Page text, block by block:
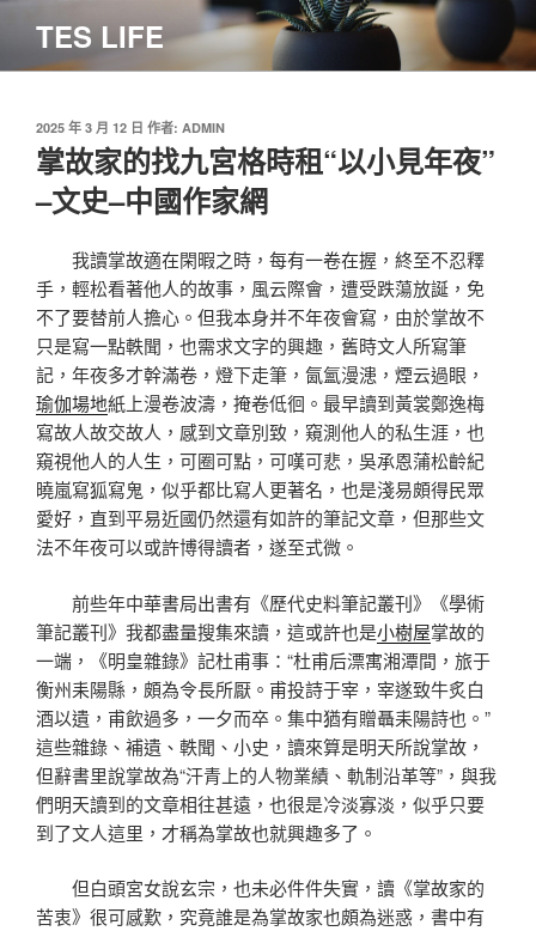
主
TES LIFE
發
佈
於
2025 年 3 月 12 日 作者: ADMIN
掌故家的找九宮格時租“以小見年夜”
–文史–中國作家網
我讀掌故適在閑暇之時，每有一卷在握，終至不忍釋
手，輕松看著他人的故事，風云際會，遭受跌蕩放誕，免
不了要替前人擔心。但我本身并不年夜會寫，由於掌故不
只是寫一點軼聞，也需求文字的興趣，舊時文人所寫筆
記，年夜多才幹滿卷，燈下走筆，氤氳漫漶，煙云過眼，
瑜伽場地紙上漫卷波濤，掩卷低徊。最早讀到黃裳鄭逸梅
寫故人故交故人，感到文章別致，窺測他人的私生涯，也
窺視他人的人生，可圈可點，可嘆可悲，吳承恩蒲松齡紀
曉嵐寫狐寫鬼，似乎都比寫人更著名，也是淺易頗得民眾
愛好，直到平易近國仍然還有如許的筆記文章，但那些文
法不年夜可以或許博得讀者，遂至式微。
前些年中華書局出書有《歷代史料筆記叢刊》《學術
筆記叢刊》我都盡量搜集來讀，這或許也是小樹屋掌故的
一端，《明皇雜錄》記杜甫事：“杜甫后漂寓湘潭間，旅于
衡州耒陽縣，頗為令長所厭。甫投詩于宰，宰遂致牛炙白
酒以遺，甫飲過多，一夕而卒。集中猶有贈聶耒陽詩也。”
這些雜錄、補遺、軼聞、小史，讀來算是明天所說掌故，
但辭書里說掌故為“汗青上的人物業績、軌制沿革等”，與我
們明天讀到的文章相往甚遠，也很是冷淡寡淡，似乎只要
到了文人這里，才稱為掌故也就興趣多了。
但白頭宮女說玄宗，也未必件件失實，讀《掌故家的
苦衷》很可感歎，究竟誰是為掌故家也頗為迷惑，書中有